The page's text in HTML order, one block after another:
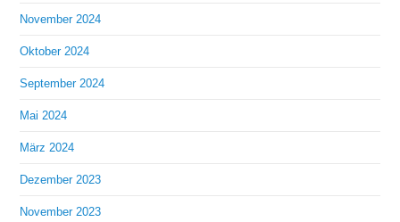
November 2024
Oktober 2024
September 2024
Mai 2024
März 2024
Dezember 2023
November 2023